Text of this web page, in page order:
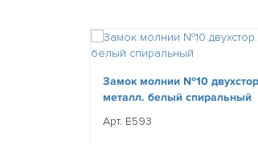
Замок молнии №10
металл. белый спиральный
Арт. E593